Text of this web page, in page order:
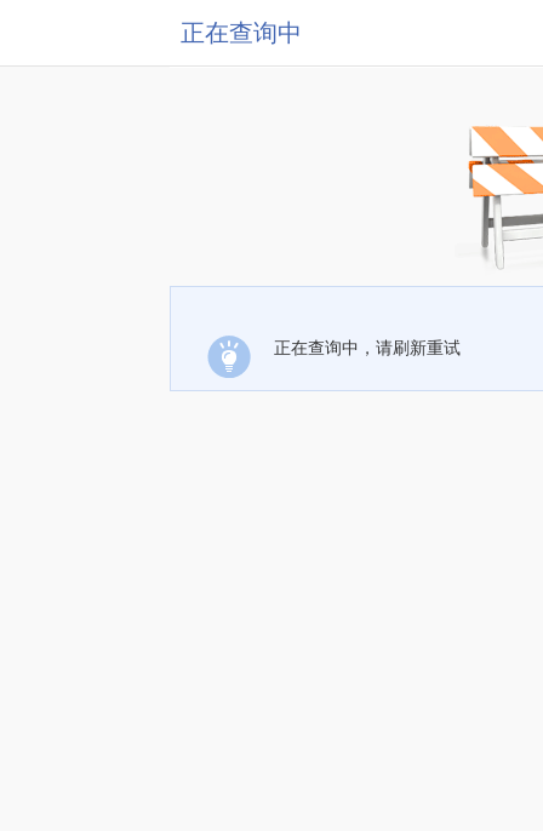
正在查询中
正在查询中，请刷新重试